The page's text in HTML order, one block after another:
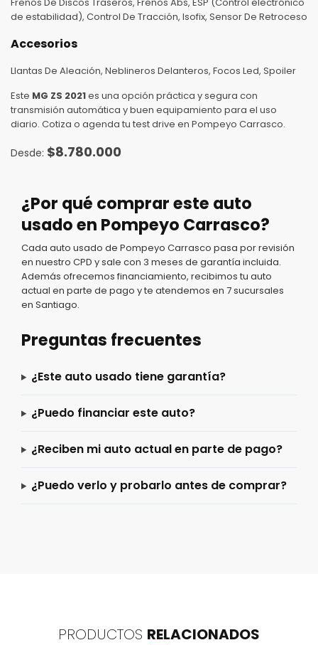
de estabilidad), Control De Tracción, Isofix, Sensor De Retroceso
Accesorios
Llantas De Aleación, Neblineros Delanteros, Focos Led, Spoiler
Este MG ZS 2021es una opción práctica y segura con
transmisión automática y buen equipamiento para el uso
diario. Cotiza o agenda tu test drive en Pompeyo Carrasco.
$8.780.000
¿Por qué comprar este auto
usado en Pompeyo Carrasco?
Cada auto usado de Pompeyo Carrasco pasa por revisión
en nuestro CPD y sale con 3 meses de garantía incluida.
Además ofrecemos financiamiento, recibimos tu auto
actual en parte de pago y te atendemos en 7 sucursales
en Santiago.
Preguntas frecuentes
¿Este auto usado tiene garantía?
¿Puedo financiar este auto?
¿Reciben mi auto actual en parte de pago?
¿Puedo verlo y probarlo antes de comprar?
PRODUCTOS RELACIONADOS